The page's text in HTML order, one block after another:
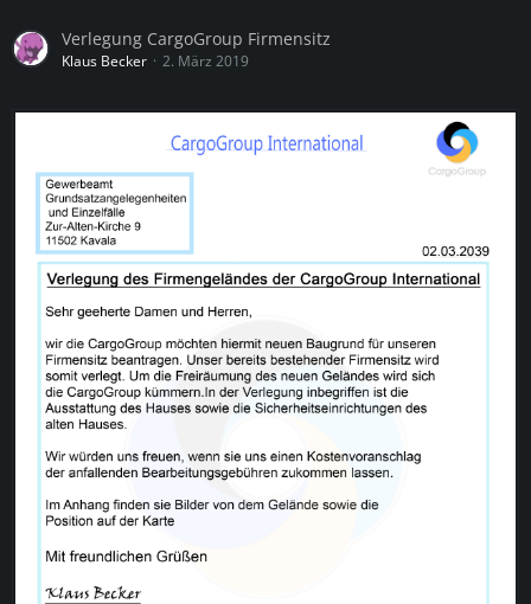
Verlegung CargoGroup Firmensitz
Klaus Becker 2. März 2019